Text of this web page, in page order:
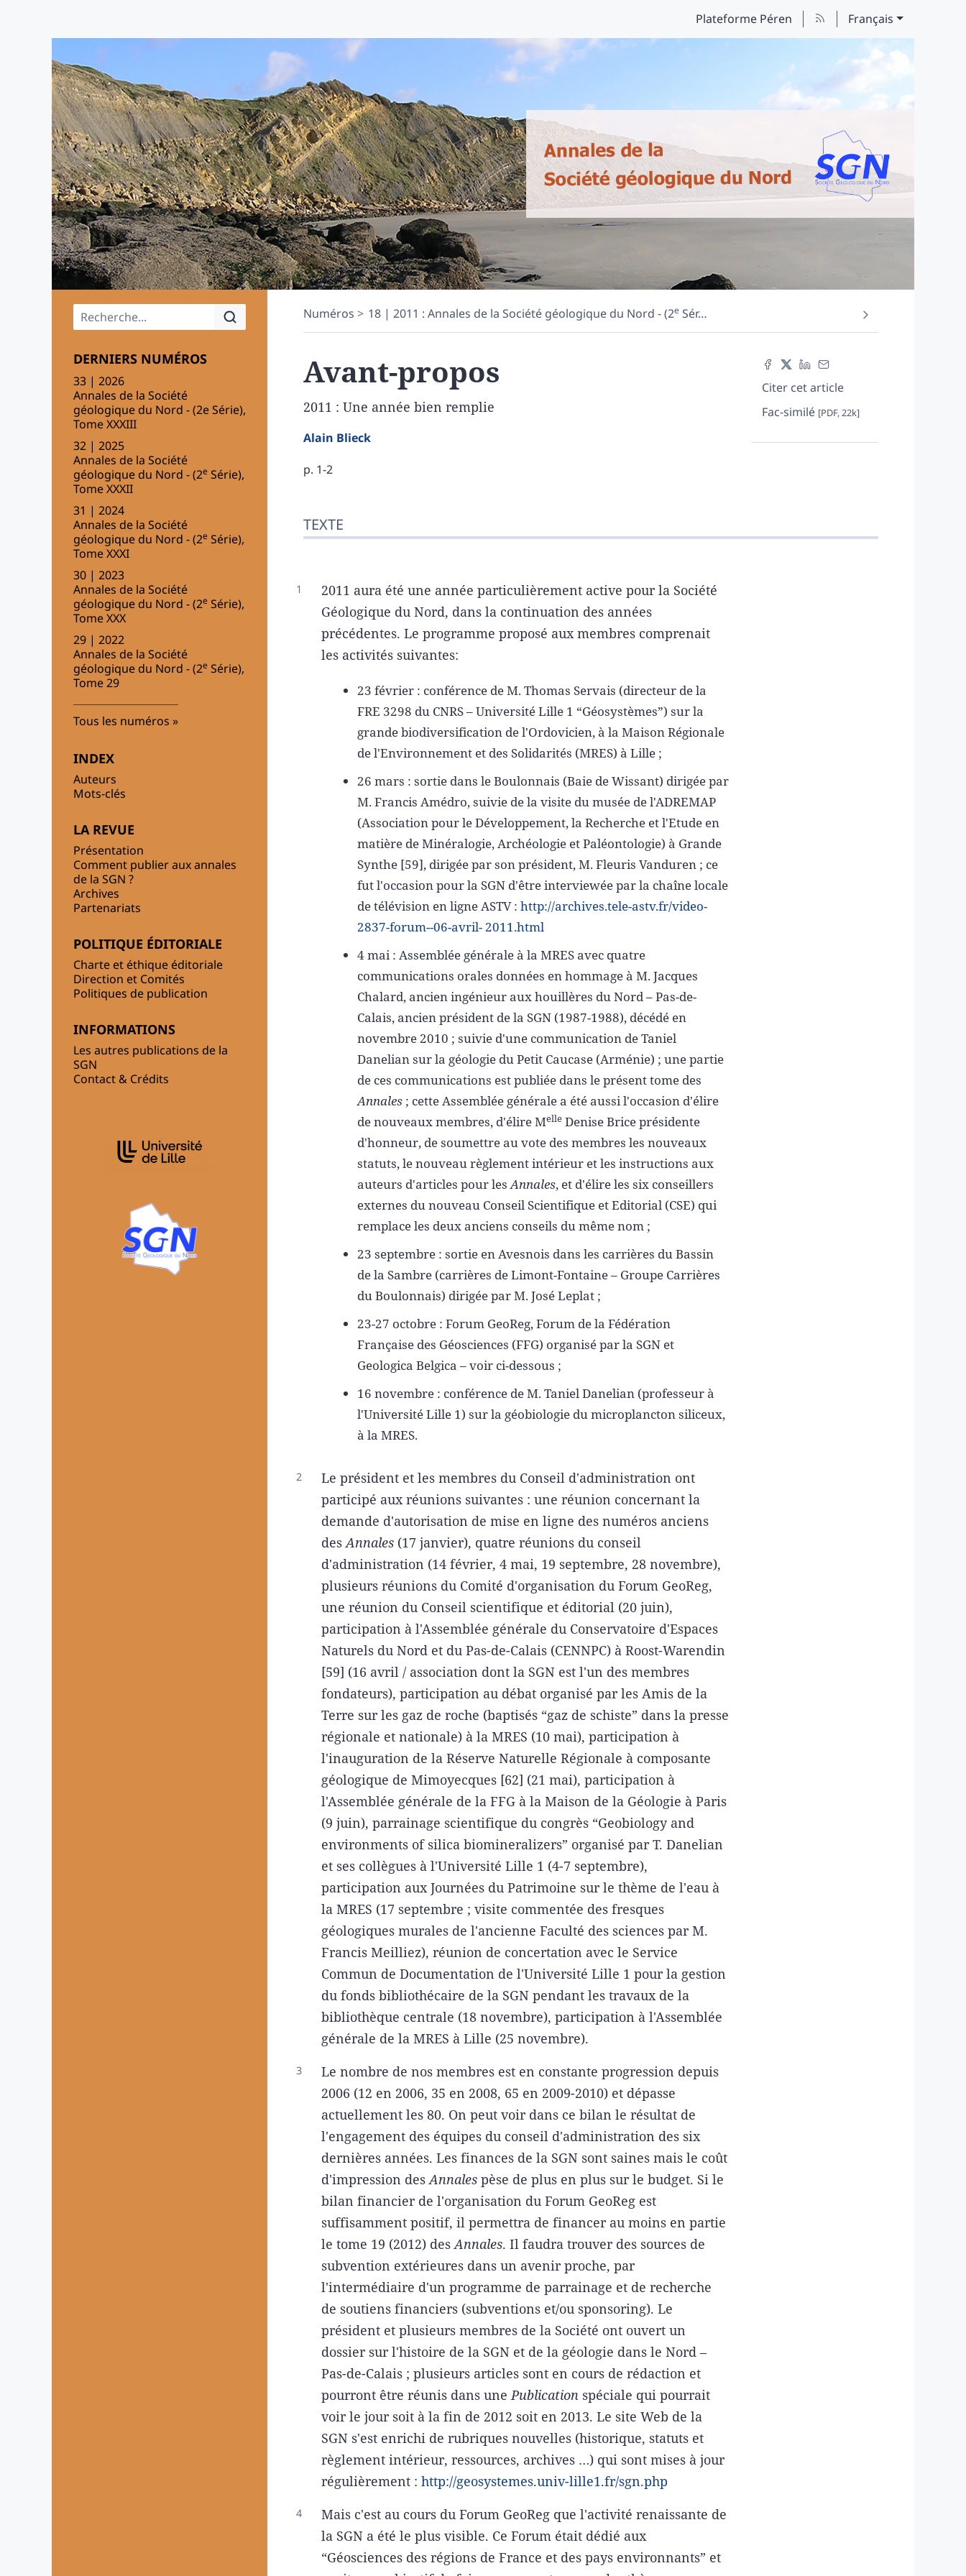
Plateforme Péren Français
Menu principal
DERNIERS NUMÉROS
33 | 2026
Annales de la Société
géologique du Nord - (2e Série),
Tome XXXIII
32 | 2025
Annales de la Société
géologique du Nord - (2e Série),
Tome XXXII
31 | 2024
Annales de la Société
géologique du Nord - (2e Série),
Tome XXXI
30 | 2023
Annales de la Société
géologique du Nord - (2e Série),
Tome XXX
29 | 2022
Annales de la Société
géologique du Nord - (2e Série),
Tome 29
Tous les numéros
INDEX
Auteurs
Mots-clés
LA REVUE
Présentation
Comment publier aux annales
de la SGN ?
Archives
Partenariats
POLITIQUE ÉDITORIALE
Charte et éthique éditoriale
Direction et Comités
Politiques de publication
INFORMATIONS
Les autres publications de la
SGN
Contact & Crédits
Numéros 18 | 2011 : Annales de la Société géologique du Nord - (2e Sér…
Citer cet article
Fac-similé [PDF, 22k]
Avant-propos
2011 : Une année bien remplie
Alain Blieck
p. 1-2
Document annexe
Citer cet article
TEXTE
2011 aura été une année particulièrement active pour la Société
Géologique du Nord, dans la continuation des années
précédentes. Le programme proposé aux membres comprenait
les activités suivantes:
23 février : conférence de M. Thomas Servais (directeur de la
FRE 3298 du CNRS – Université Lille 1 “Géosystèmes”) sur la
grande biodiversification de l'Ordovicien, à la Maison Régionale
de l'Environnement et des Solidarités (MRES) à Lille ;
26 mars : sortie dans le Boulonnais (Baie de Wissant) dirigée par
M. Francis Amédro, suivie de la visite du musée de l'ADREMAP
(Association pour le Développement, la Recherche et l'Etude en
matière de Minéralogie, Archéologie et Paléontologie) à Grande
Synthe [59], dirigée par son président, M. Fleuris Vanduren ; ce
fut l'occasion pour la SGN d'être interviewée par la chaîne locale
de télévision en ligne ASTV : http://archives.tele-astv.fr/video-
2837-forum--06-avril- 2011.html
4 mai : Assemblée générale à la MRES avec quatre
communications orales données en hommage à M. Jacques
Chalard, ancien ingénieur aux houillères du Nord – Pas-de-
Calais, ancien président de la SGN (1987-1988), décédé en
novembre 2010 ; suivie d'une communication de Taniel
Danelian sur la géologie du Petit Caucase (Arménie) ; une partie
de ces communications est publiée dans le présent tome des
Annales ; cette Assemblée générale a été aussi l'occasion d'élire
de nouveaux membres, d'élire Melle Denise Brice présidente
d'honneur, de soumettre au vote des membres les nouveaux
statuts, le nouveau règlement intérieur et les instructions aux
auteurs d'articles pour lesAnnales, et d'élire les six conseillers
externes du nouveau Conseil Scientifique et Editorial (CSE) qui
remplace les deux anciens conseils du même nom ;
23 septembre : sortie en Avesnois dans les carrières du Bassin
de la Sambre (carrières de Limont-Fontaine – Groupe Carrières
du Boulonnais) dirigée par M. José Leplat ;
23-27 octobre : Forum GeoReg, Forum de la Fédération
Française des Géosciences (FFG) organisé par la SGN et
Geologica Belgica – voir ci-dessous ;
16 novembre : conférence de M. Taniel Danelian (professeur à
l'Université Lille 1) sur la géobiologie du microplancton siliceux,
à la MRES.
Le président et les membres du Conseil d'administration ont
participé aux réunions suivantes : une réunion concernant la
demande d'autorisation de mise en ligne des numéros anciens
desAnnales (17 janvier), quatre réunions du conseil
d'administration (14 février, 4 mai, 19 septembre, 28 novembre),
plusieurs réunions du Comité d'organisation du Forum GeoReg,
une réunion du Conseil scientifique et éditorial (20 juin),
participation à l'Assemblée générale du Conservatoire d'Espaces
Naturels du Nord et du Pas-de-Calais (CENNPC) à Roost-Warendin
[59] (16 avril / association dont la SGN est l'un des membres
fondateurs), participation au débat organisé par les Amis de la
Terre sur les gaz de roche (baptisés “gaz de schiste” dans la presse
régionale et nationale) à la MRES (10 mai), participation à
l'inauguration de la Réserve Naturelle Régionale à composante
géologique de Mimoyecques [62] (21 mai), participation à
l'Assemblée générale de la FFG à la Maison de la Géologie à Paris
(9 juin), parrainage scientifique du congrès “Geobiology and
environments of silica biomineralizers” organisé par T. Danelian
et ses collègues à l'Université Lille 1 (4-7 septembre),
participation aux Journées du Patrimoine sur le thème de l'eau à
la MRES (17 septembre ; visite commentée des fresques
géologiques murales de l'ancienne Faculté des sciences par M.
Francis Meilliez), réunion de concertation avec le Service
Commun de Documentation de l'Université Lille 1 pour la gestion
du fonds bibliothécaire de la SGN pendant les travaux de la
bibliothèque centrale (18 novembre), participation à l'Assemblée
générale de la MRES à Lille (25 novembre).
Le nombre de nos membres est en constante progression depuis
2006 (12 en 2006, 35 en 2008, 65 en 2009-2010) et dépasse
actuellement les 80. On peut voir dans ce bilan le résultat de
l'engagement des équipes du conseil d'administration des six
dernières années. Les finances de la SGN sont saines mais le coût
d'impression desAnnales pèse de plus en plus sur le budget. Si le
bilan financier de l'organisation du Forum GeoReg est
suffisamment positif, il permettra de financer au moins en partie
le tome 19 (2012) desAnnales. Il faudra trouver des sources de
subvention extérieures dans un avenir proche, par
l'intermédiaire d'un programme de parrainage et de recherche
de soutiens financiers (subventions et/ou sponsoring). Le
président et plusieurs membres de la Société ont ouvert un
dossier sur l'histoire de la SGN et de la géologie dans le Nord –
Pas-de-Calais ; plusieurs articles sont en cours de rédaction et
pourront être réunis dans unePublication spéciale qui pourrait
voir le jour soit à la fin de 2012 soit en 2013. Le site Web de la
SGN s'est enrichi de rubriques nouvelles (historique, statuts et
règlement intérieur, ressources, archives …) qui sont mises à jour
régulièrement : http://geosystemes.univ-lille1.fr/sgn.php
Mais c'est au cours du Forum GeoReg que l'activité renaissante de
la SGN a été le plus visible. Ce Forum était dédié aux
“Géosciences des régions de France et des pays environnants” et